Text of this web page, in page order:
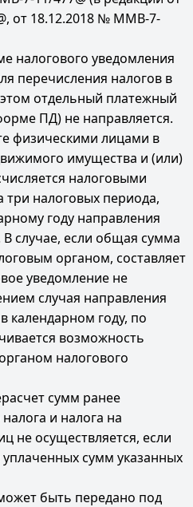
от 18.12.2018 № ММВ-7-
налогового уведомления
перечисления налогов в
отдельный платежный
ПД) не направляется.
физическими лицами в
имущества и (или)
налоговыми
налоговых периода,
году направления
случае, если общая сумма
органом, составляет
уведомление не
случая направления
календарном году, по
возможность
налогового
сумм ранее
и налога на
не осуществляется, если
сумм указанных
быть передано под